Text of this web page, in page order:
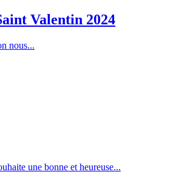
Valentin 2024
nous...
une bonne et heureuse...